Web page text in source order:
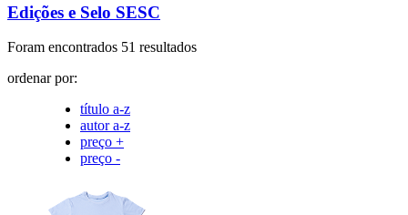
Edições e Selo SESC
Foram encontrados 51 resultados
ordenar por:
título a-z
autor a-z
preço +
preço -